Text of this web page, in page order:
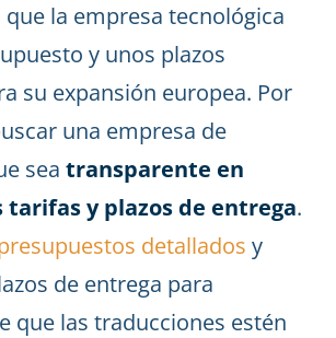
la empresa tecnológica
y unos plazos
su expansión europea. Por
una empresa de
sea transparente en
tarifas y plazos de entrega.
detallados y
de entrega para
que las traducciones estén